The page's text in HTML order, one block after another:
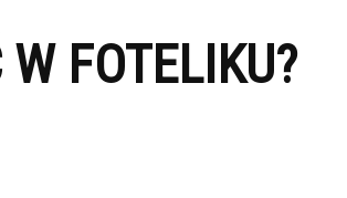
FOTELIKU?